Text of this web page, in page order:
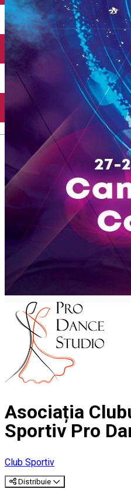
Asociația
Sportiv Pro
Club Sportiv
Distribuie